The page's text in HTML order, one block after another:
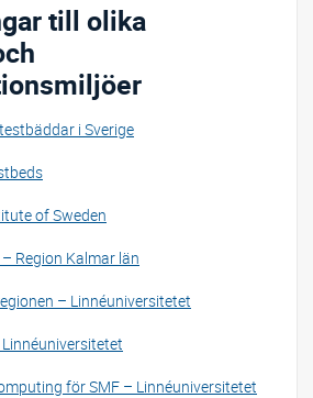
till olika
i Sverige
of Sweden
Region Kalmar län
– Linnéuniversitetet
för SMF – Linnéuniversitetet